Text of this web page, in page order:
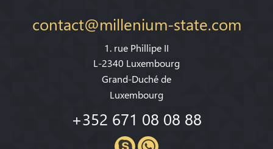
contact@millenium-state.com
1. rue Phillipe II
L-2340 Luxembourg
Grand-Duché de
Luxembourg
+352 671 08 08 88